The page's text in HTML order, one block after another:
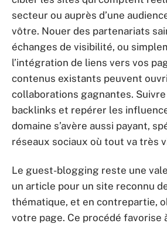
secteur ou auprès d’une
vôtre. Nouer des partenariats
échanges de visibilité, ou
l’intégration de liens vers vos
contenus existants peuvent
collaborations gagnantes. Suivre
backlinks et repérer les
domaine s’avère aussi payant,
réseaux sociaux où tout va très
Le guest-blogging reste une
un article pour un site reconnu
thématique, et en contrepartie,
votre page. Ce procédé favorise